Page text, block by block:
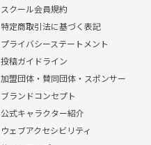
スクール会員規約
特定商取引法に基づく表記
プライバシーステートメント
投稿ガイドライン
加盟団体・賛同団体・スポンサー
ブランドコンセプト
公式キャラクター紹介
ウェブアクセシビリティ